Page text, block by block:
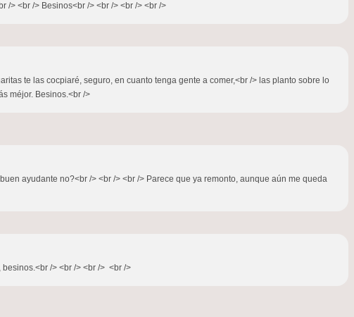
/> <br /> Besinos<br /> <br /> <br /> <br />
te las cocpiaré, seguro, en cuanto tenga gente a comer,<br /> las planto sobre lo
méjor. Besinos.<br />
ayudante no?<br /> <br /> <br /> Parece que ya remonto, aunque aún me queda
/> <br /> <br /> <br />